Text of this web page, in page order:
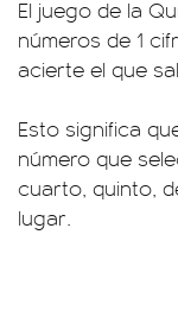
El juego de la
números de 1
acierte el que
Esto significa
número que
cuarto, quinto,
lugar.